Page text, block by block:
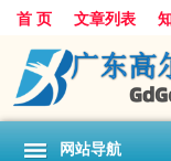
首 页 文章列表
网站导航